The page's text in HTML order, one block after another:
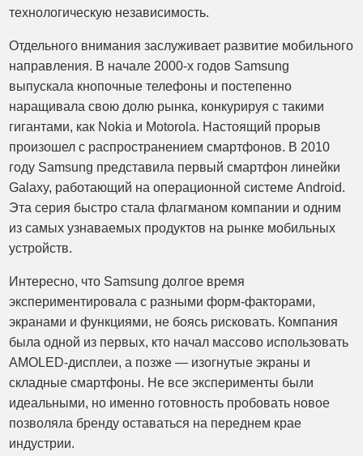
технологическую независимость.
Отдельного внимания заслуживает развитие мобильного
направления. В начале 2000-х годов Samsung
выпускала кнопочные телефоны и постепенно
наращивала свою долю рынка, конкурируя с такими
гигантами, как Nokia и Motorola. Настоящий прорыв
произошел с распространением смартфонов. В 2010
году Samsung представила первый смартфон линейки
Galaxy, работающий на операционной системе Android.
Эта серия быстро стала флагманом компании и одним
из самых узнаваемых продуктов на рынке мобильных
устройств.
Интересно, что Samsung долгое время
экспериментировала с разными форм-факторами,
экранами и функциями, не боясь рисковать. Компания
была одной из первых, кто начал массово использовать
AMOLED-дисплеи, а позже — изогнутые экраны и
складные смартфоны. Не все эксперименты были
идеальными, но именно готовность пробовать новое
позволяла бренду оставаться на переднем крае
индустрии.